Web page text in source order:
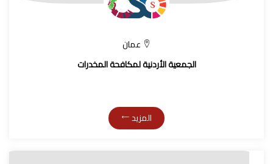
عمان
الجمعية الأردنية لمكافحة المخدرات
المزيد